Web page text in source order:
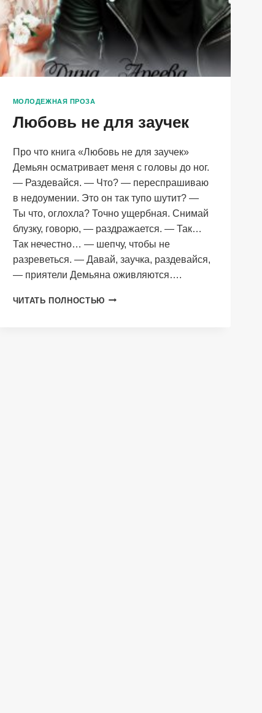
МОЛОДЕЖНАЯ ПРОЗА
Любовь не для заучек
Про что книга «Любовь не для заучек»
Демьян осматривает меня с головы до ног.
— Раздевайся. — Что? — переспрашиваю
в недоумении. Это он так тупо шутит? —
Ты что, оглохла? Точно ущербная. Снимай
блузку, говорю, — раздражается. — Так…
Так нечестно… — шепчу, чтобы не
разреветься. — Давай, заучка, раздевайся,
— приятели Демьяна оживляются….
ЧИТАТЬ ПОЛНОСТЬЮ ЛЮБОВЬ